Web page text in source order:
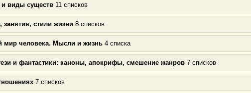
виды существ 11 списков
занятия, стили жизни 8 списков
мир человека. Мысли и жизнь 4 списка
и фантастики: каноны, апокрифы, смешение жанров 7 списков
7 списков